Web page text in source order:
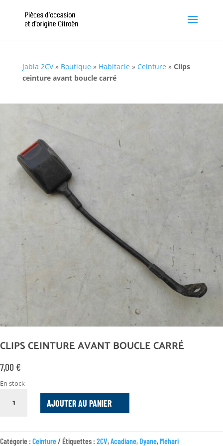
Jabla 2CV» Boutique » Habitacle » Ceinture » Clips
ceinture avant boucle carré
CLIPS CEINTURE AVANT BOUCLE CARRÉ
7,00 €
En stock
AVANT
AJOUTER AU PANIER
Catégorie : Ceinture Étiquettes : 2CV,Acadiane,Dyane,Méhari